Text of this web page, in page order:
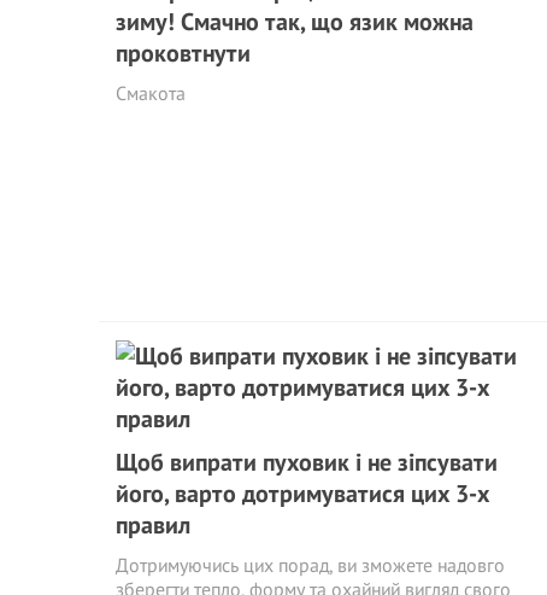
зиму! Смачно так, що язик можна
проковтнути
Смакота
Щоб випрати пуховик і не зіпсувати
його, варто дотримуватися цих 3-х
правил
Дотримуючись цих порад, ви зможете надовго
зберегти тепло, форму та охайний вигляд свого